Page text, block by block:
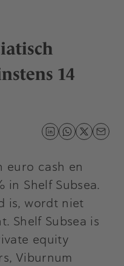
14
euro cash en
in Shelf Subsea.
is, wordt niet
Shelf Subsea is
equity
Viburnum